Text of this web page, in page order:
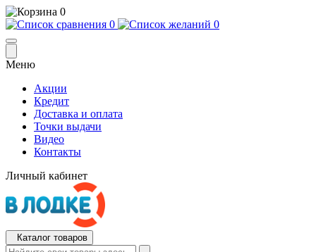
0
0
0
Меню
Акции
Кредит
Доставка и оплата
Точки выдачи
Видео
Контакты
Личный кабинет
Каталог товаров